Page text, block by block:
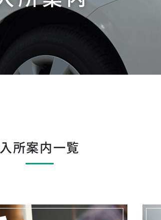
入所案内一覧